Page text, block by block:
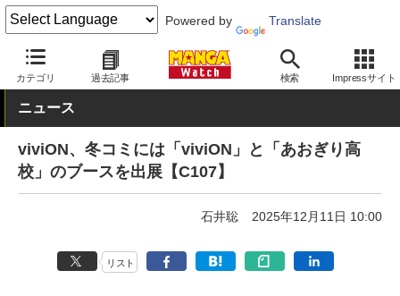
Powered by Translate
カテゴリ 過去記事 検索 Impressサイト
MANGA Watch イベント
ニュース
viviON、冬コミには「viviON」と「あおぎり高
校」のブースを出展【C107】
石井聡 2025年12月11日 10:00
リスト